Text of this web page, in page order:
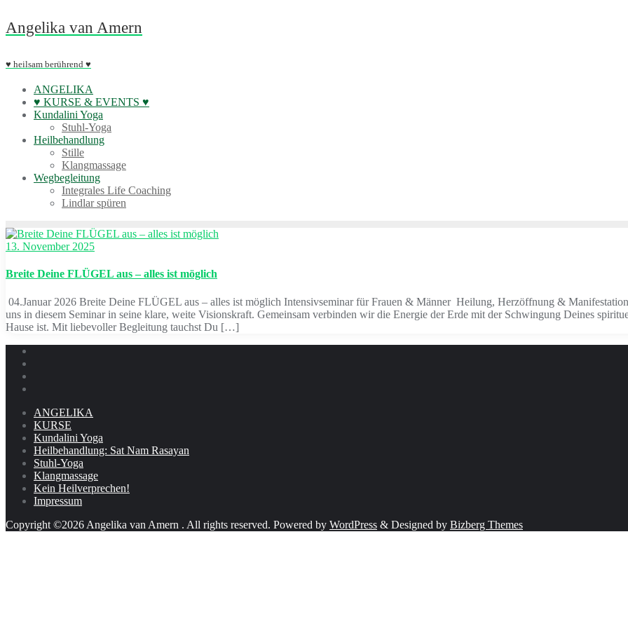
Skip
to
Angelika van Amern
♥ heilsam berührend ♥
ANGELIKA
♥ KURSE & EVENTS ♥
Kundalini Yoga
Stuhl-Yoga
Heilbehandlung
Stille
Klangmassage
Wegbegleitung
Integrales Life Coaching
Lindlar spüren
13. November 2025
Breite Deine FLÜGEL aus – alles ist möglich
04.Januar 2026 Breite Deine FLÜGEL aus – alles ist möglich Intensivseminar für Frauen & Männer Heilung, Herzöffnung &
uns in diesem Seminar in seine klare, weite Visionskraft. Gemeinsam verbinden wir die Energie der Erde mit der Schwingung Deines
Hause ist. Mit liebevoller Begleitung tauchst Du […]
ANGELIKA
KURSE
Kundalini Yoga
Heilbehandlung: Sat Nam Rasayan
Stuhl-Yoga
Klangmassage
Kein Heilverprechen!
Impressum
Copyright ©2026 Angelika van Amern . All rights reserved. Powered by WordPress & Designed by Bizberg Themes